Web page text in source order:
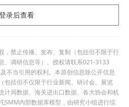
录后查看
，禁止传播、发布、复制（包括但不限于行
、调研信息等）。授权请联系021-3133
不当引用的权利。本原创信息除公开信息
包括但不仅限于行业新闻、研讨会、展览
计局数据、海关进出口数据、各大协会和机
SMM内部数据库模型，由研究小组进行综